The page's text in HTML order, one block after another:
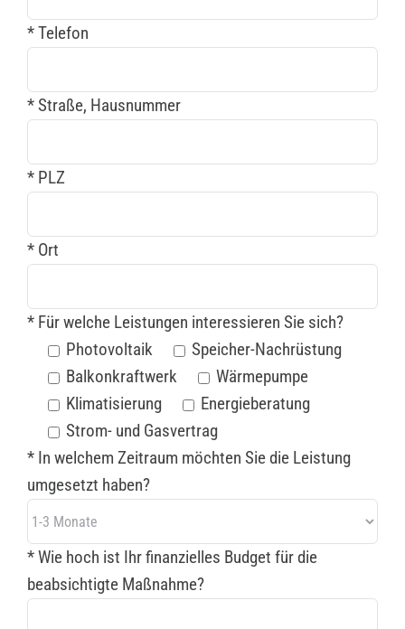
* Telefon
* Straße, Hausnummer
* PLZ
* Ort
* Für welche Leistungen interessieren Sie sich?
Photovoltaik
Speicher-Nachrüstung
Balkonkraftwerk
Wärmepumpe
Klimatisierung
Energieberatung
Strom- und Gasvertrag
* In welchem Zeitraum möchten Sie die Leistung
umgesetzt haben?
* Wie hoch ist Ihr finanzielles Budget für die
beabsichtigte Maßnahme?